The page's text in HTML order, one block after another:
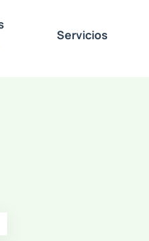
Servicios